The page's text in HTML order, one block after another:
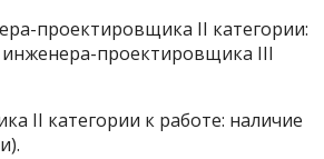
проектировщика II категории:
проектировщика III
II категории к работе: наличие